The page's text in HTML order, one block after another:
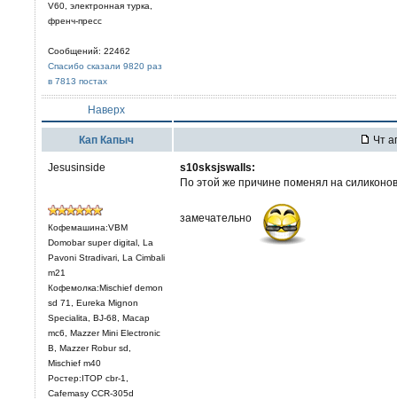
V60, электронная турка,
френч-пресс
Сообщений: 22462
Спасибо сказали 9820 раз
в 7813 постах
Наверх
Кап Капыч Чт
Jesusinside
Кофемашина:VBM
Domobar super digital, La
Pavoni Stradivari, La Cimbali
m21
Кофемолка:Mischief demon
sd 71, Eureka Mignon
Specialita, BJ-68, Macap
mc6, Mazzer Mini Electronic
В, Mazzer Robur sd,
Mischief m40
Ростер:ITOP cbr-1,
Cafemasy CCR-305d
s10sksjswalls:
По этой же причине поменял на
замечательно